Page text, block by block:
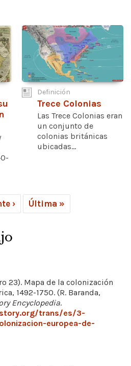
Definición
Trece Colonias
Las Trece Colonias eran
un conjunto de
colonias británicas
ubicadas...
› Última »
23). Mapa de la colonización
1492-1750. (R. Baranda,
Encyclopedia.
trans/es/3-
europea-de-